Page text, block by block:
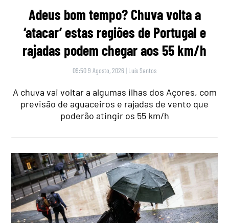
Adeus bom tempo? Chuva volta a
‘atacar’ estas regiões de Portugal e
rajadas podem chegar aos 55 km/h
09:50 9 Agosto, 2026 | Luís Santos
A chuva vai voltar a algumas ilhas dos Açores, com
previsão de aguaceiros e rajadas de vento que
poderão atingir os 55 km/h